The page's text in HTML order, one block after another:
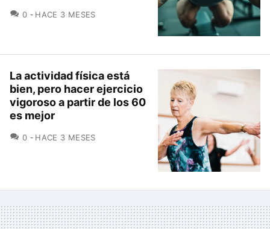
0 COMENTARIOS
HACE 3 MESES
La actividad física está
bien, pero hacer ejercicio
vigoroso a partir de los 60
es mejor
0 COMENTARIOS
HACE 3 MESES